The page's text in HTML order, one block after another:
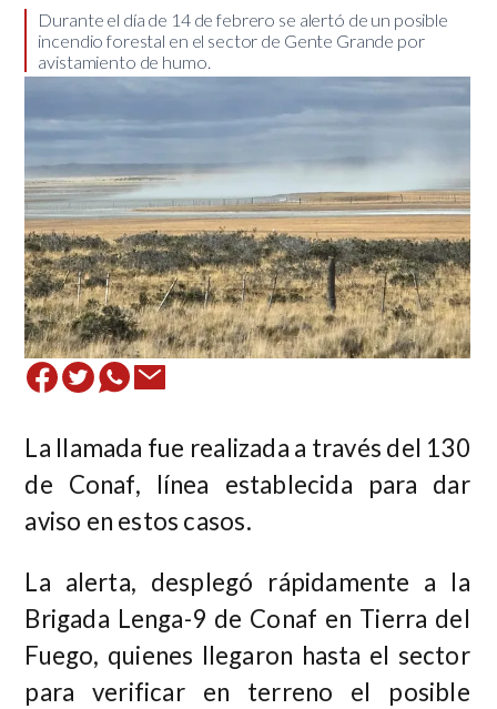
Durante el día de 14 de febrero se alertó de un posible
incendio forestal en el sector de Gente Grande por
avistamiento de humo. ​
La llamada fue realizada a través del 130
de Conaf, línea establecida para dar
aviso en estos casos.
La alerta, desplegó rápidamente a la
Brigada Lenga-9 de Conaf en Tierra del
Fuego, quienes llegaron hasta el sector
para verificar en terreno el posible